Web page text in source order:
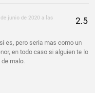
de junio de 2020 a las
es, pero seria mas como un
en todo caso si alguien te lo
de malo.